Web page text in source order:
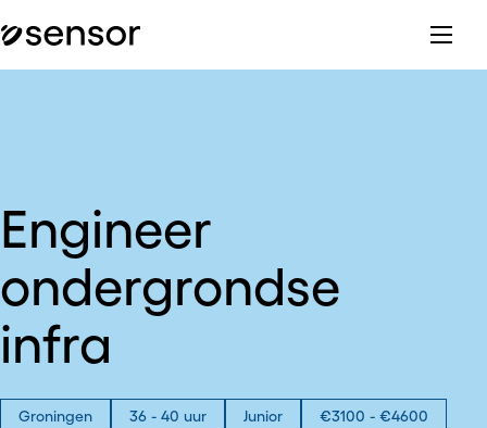
Engineer
ondergrondse
infra
Groningen 36 - 40 uur Junior €3100 - €4600